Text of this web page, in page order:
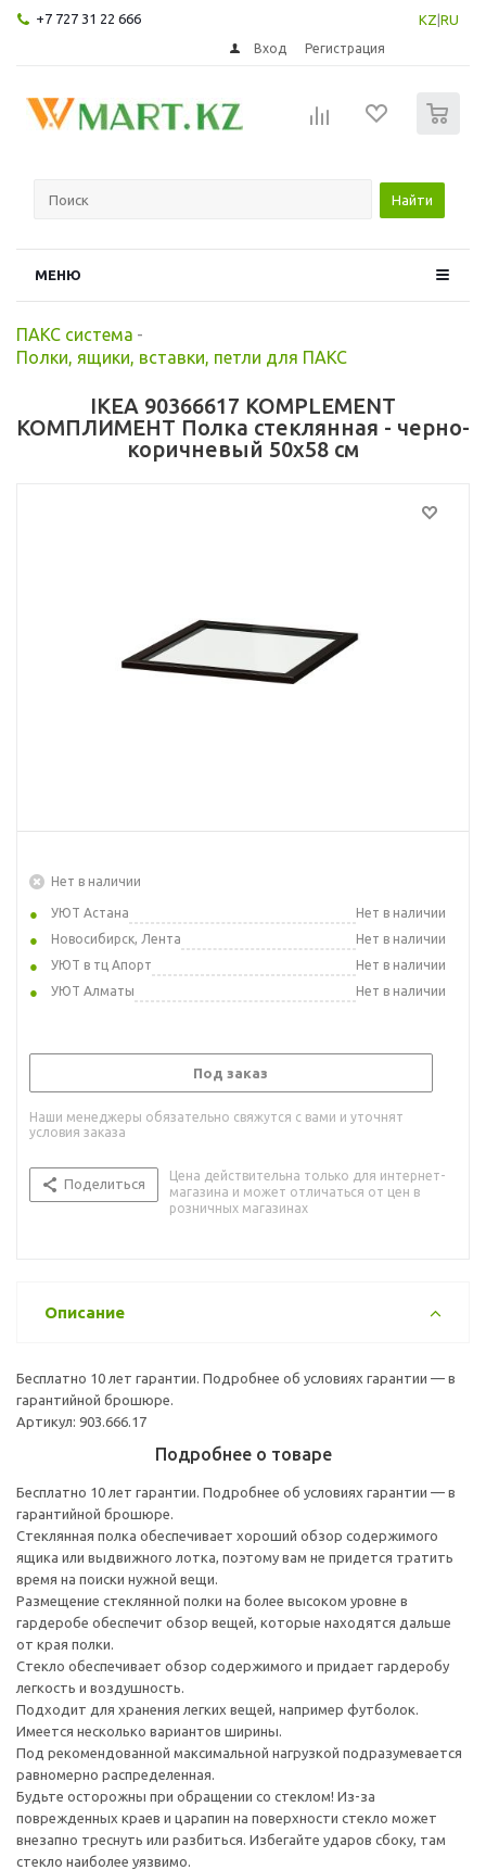
+7 727 31 22 666 KZ RU
Вход Регистрация
Найти
МЕНЮ
ПАКС система -
Полки, ящики, вставки, петли для ПАКС
IKEA 90366617 KOMPLEMENT
КОМПЛИМЕНТ Полка стеклянная - черно-
коричневый 50x58 см
Нет в наличии
УЮТ Астана
Нет в наличии
Новосибирск, Лента
Нет в наличии
УЮТ в тц Апорт
Нет в наличии
УЮТ Алматы
Нет в наличии
Под заказ
Наши менеджеры обязательно свяжутся с вами и уточнят
условия заказа
Поделиться
Цена действительна только для интернет-
магазина и может отличаться от цен в
розничных магазинах
Описание
Бесплатно 10 лет гарантии. Подробнее об условиях гарантии — в
гарантийной брошюре.
Артикул: 903.666.17
Подробнее о товаре
Бесплатно 10 лет гарантии. Подробнее об условиях гарантии — в
гарантийной брошюре.
Стеклянная полка обеспечивает хороший обзор содержимого
ящика или выдвижного лотка, поэтому вам не придется тратить
время на поиски нужной вещи.
Размещение стеклянной полки на более высоком уровне в
гардеробе обеспечит обзор вещей, которые находятся дальше
от края полки.
Стекло обеспечивает обзор содержимого и придает гардеробу
легкость и воздушность.
Подходит для хранения легких вещей, например футболок.
Имеется несколько вариантов ширины.
Под рекомендованной максимальной нагрузкой подразумевается
равномерно распределенная.
Будьте осторожны при обращении со стеклом! Из-за
поврежденных краев и царапин на поверхности стекло может
внезапно треснуть или разбиться. Избегайте ударов сбоку, там
стекло наиболее уязвимо.